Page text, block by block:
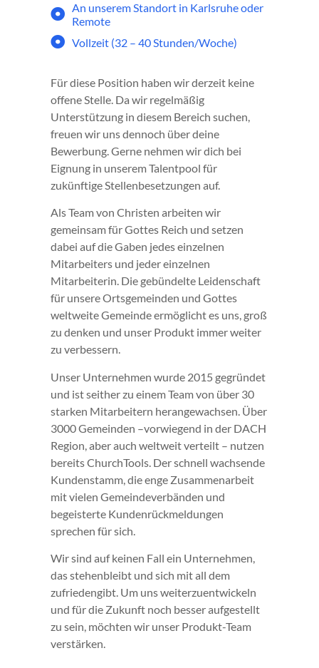
An unserem Standort in Karlsruhe oder
Remote
Vollzeit (32 – 40 Stunden/Woche)
Für diese Position haben wir derzeit keine
offene Stelle. Da wir regelmäßig
Unterstützung in diesem Bereich suchen,
freuen wir uns dennoch über deine
Bewerbung. Gerne nehmen wir dich bei
Eignung in unserem Talentpool für
zukünftige Stellenbesetzungen auf.
Als Team von Christen arbeiten wir
gemeinsam für Gottes Reich und setzen
dabei auf die Gaben jedes einzelnen
Mitarbeiters und jeder einzelnen
Mitarbeiterin. Die gebündelte Leidenschaft
für unsere Ortsgemeinden und Gottes
weltweite Gemeinde ermöglicht es uns, groß
zu denken und unser Produkt immer weiter
zu verbessern.
Unser Unternehmen wurde 2015 gegründet
und ist seither zu einem Team von über 30
starken Mitarbeitern herangewachsen. Über
3000 Gemeinden –vorwiegend in der DACH
Region, aber auch weltweit verteilt – nutzen
bereits ChurchTools. Der schnell wachsende
Kundenstamm, die enge Zusammenarbeit
mit vielen Gemeindeverbänden und
begeisterte Kundenrückmeldungen
sprechen für sich.
Wir sind auf keinen Fall ein Unternehmen,
das stehenbleibt und sich mit all dem
zufriedengibt. Um uns weiterzuentwickeln
und für die Zukunft noch besser aufgestellt
zu sein, möchten wir unser Produkt-Team
verstärken.